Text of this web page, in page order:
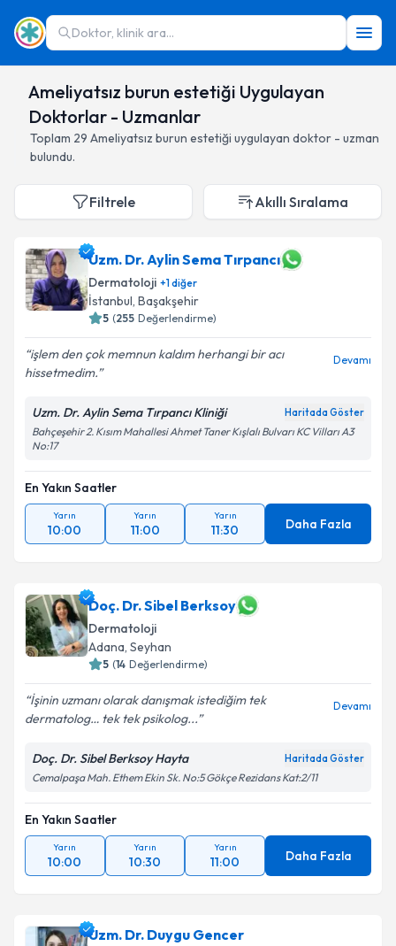
Doktor, klinik ara...
Ameliyatsız burun estetiği Uygulayan
Doktorlar - Uzmanlar
Toplam 29 Ameliyatsız burun estetiği uygulayan doktor - uzman
bulundu.
Filtrele Akıllı Sıralama
Uzm. Dr. Aylin Sema Tırpancı
Dermatoloji +1diğer
İstanbul, Başakşehir
5 (255 Değerlendirme)
işlem den çok memnun kaldım herhangi bir acı
hissetmedim.
Devamı
Uzm. Dr. Aylin Sema Tırpancı Kliniği Haritada Göster
Bahçeşehir 2. Kısım Mahallesi Ahmet Taner Kışlalı Bulvarı KC Vilları A3
No:17
En Yakın Saatler
Yarın
10:00
Yarın
11:00
Yarın
11:30 Daha Fazla
Doç. Dr. Sibel Berksoy
Dermatoloji
Adana, Seyhan
5 (14 Değerlendirme)
İşinin uzmanı olarak danışmak istediğim tek
dermatolog… tek tek psikolog...
Devamı
Doç. Dr. Sibel Berksoy Hayta Haritada Göster
Cemalpaşa Mah. Ethem Ekin Sk. No:5 Gökçe Rezidans Kat:2/11
En Yakın Saatler
Yarın
10:00
Yarın
10:30
Yarın
11:00 Daha Fazla
Uzm. Dr. Duygu Gencer